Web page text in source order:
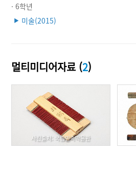
· 6학년
▶ 미술(2015)
멀티미디어자료 (2)
사진출처: 국립민속박물관